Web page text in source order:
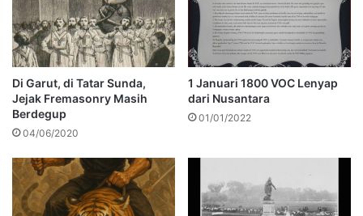
Di Garut, di Tatar Sunda,
Jejak Fremasonry Masih
Berdegup
04/06/2020
1 Januari 1800 VOC Lenyap
dari Nusantara
01/01/2022